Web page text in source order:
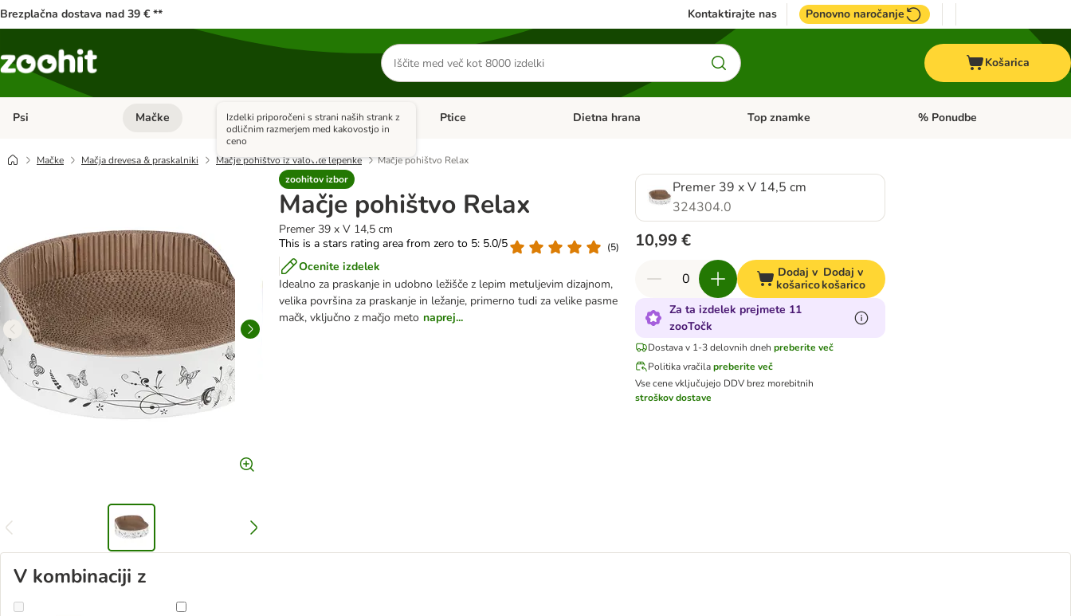
Brezplačna dostava nad 39 € ** Kontaktirajte nas Ponovno naročanje
Iskanje
izdelkov
Košarica
Psi Odprite meni kategorij: Psi
Mačke Odprite meni kategorij: Mačke
Male živali Odprite meni kategorij: Male živali
Ptice Odprite meni kategorij: Ptice
Dietna hrana Odprite meni kategorij: Dietna hrana
Top znamke Odprite meni kategorij: Top
% Ponudbe
Mačke Mačja drevesa & praskalniki Mačje pohištvo iz valovite lepenke
Mačje pohištvo Relax
zoohitov izbor
Izdelki priporočeni s strani naših strank z
odličnim razmerjem med kakovostjo in
ceno
Mačje pohištvo Relax
Premer 39 x V 14,5 cm
This is a stars rating area from zero to 5: 5.0/5
(5)
Ocenite izdelek
Idealno za praskanje in udobno ležišče z lepim metuljevim dizajnom,
velika površina za praskanje in ležanje, primerno tudi za velike pasme
mačk, vključno z mačjo meto naprej...
Premer 39 x V 14,5 cm
324304.0
10,99 €
Dodaj v
košarico
Dodaj v
košarico
Za ta izdelek prejmete 11
zooTočk
Dostava v 1-3 delovnih dneh preberite več
Politika vračila preberite več
Vse cene vključujejo DDVbrez morebitnih
stroškov dostave
V kombinaciji z